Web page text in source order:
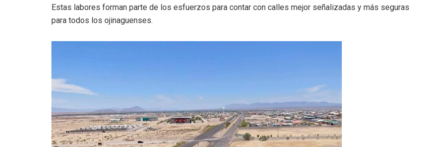
Estas labores forman parte de los esfuerzos para contar con calles mejor señalizadas y más seguras
para todos los ojinaguenses.